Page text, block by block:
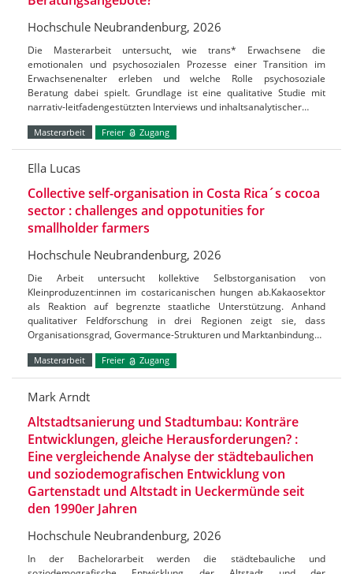
Hochschule Neubrandenburg, 2026
Die Masterarbeit untersucht, wie trans* Erwachsene die
emotionalen und psychosozialen Prozesse einer Transition im
Erwachsenenalter erleben und welche Rolle psychosoziale
Beratung dabei spielt. Grundlage ist eine qualitative Studie mit
narrativ-leitfadengestützten Interviews und inhaltsanalytischer…
Masterarbeit Freier Zugang
Ella Lucas
Collective self-organisation in Costa Rica´s cocoa
sector : challenges and oppotunities for
smallholder farmers
Hochschule Neubrandenburg, 2026
Die Arbeit untersucht kollektive Selbstorganisation von
Kleinproduzent:innen im costaricanischen hungen ab.Kakaosektor
als Reaktion auf begrenzte staatliche Unterstützung. Anhand
qualitativer Feldforschung in drei Regionen zeigt sie, dass
Organisationsgrad, Govermance-Strukturen und Marktanbindung…
Masterarbeit Freier Zugang
Mark Arndt
Altstadtsanierung und Stadtumbau: Konträre
Entwicklungen, gleiche Herausforderungen? :
Eine vergleichende Analyse der städtebaulichen
und soziodemografischen Entwicklung von
Gartenstadt und Altstadt in Ueckermünde seit
den 1990er Jahren
Hochschule Neubrandenburg, 2026
In der Bachelorarbeit werden die städtebauliche und